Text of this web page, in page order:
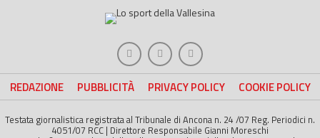
REDAZIONE PUBBLICITÀ PRIVACY POLICY COOKIE POLICY
Testata giornalistica registrata al Tribunale di Ancona n. 24 /07 Reg. Periodici n.
4051/07 RCC | Direttore Responsabile Gianni Moreschi